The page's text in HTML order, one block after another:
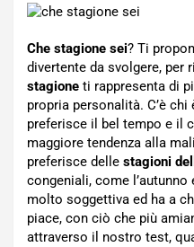
Che stagione sei? Ti
divertente da svolgere, per
stagione ti rappresenta di
propria personalità. C’è
preferisce il bel tempo e il
maggiore tendenza alla
preferisce delle stagioni
congeniali, come l’autunno
molto soggettiva ed ha a
piace, con ciò che più
attraverso il nostro test,